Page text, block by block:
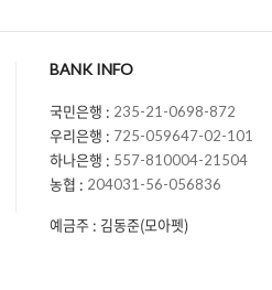
BANK INFO
국민은행 : 235-21-0698-872
우리은행 : 725-059647-02-101
하나은행 : 557-810004-21504
농협 : 204031-56-056836
예금주 : 김동준(모아펫)